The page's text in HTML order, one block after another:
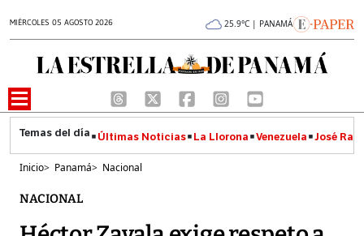
MIÉRCOLES 05 AGOSTO 2026 25.9°C | PANAMÁ
Últimas Noticias La Llorona Venezuela José
Inicio> Panamá> Nacional
NACIONAL